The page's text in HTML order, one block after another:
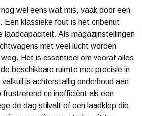
wel eens wat mis, vaak door een
Een klassieke fout is het onbenut
laadcapaciteit. Als magazijnstellingen
met veel lucht worden
Het is essentieel om vooraf alles
beschikbare ruimte met precisie in
is achterstallig onderhoud aan
en inefficiënt als een
de dag stilvalt of een laadklep die